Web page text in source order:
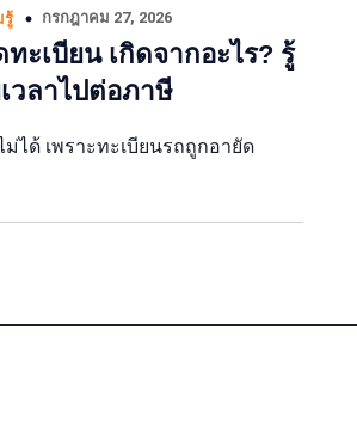
รู้ กรกฎาคม 27, 2026
ะเบียน เกิดจากอะไร? รู้
วลาไปต่อภาษี
ได้ เพราะทะเบียนรถถูกอายัด